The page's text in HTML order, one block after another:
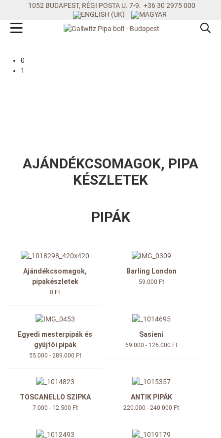
1052 BUDAPEST, RÉGI POSTA U. 7-9. +36 30 2975 000
0
1
AJÁNDÉKCSOMAGOK, PIPA
KÉSZLETEK
PIPÁK
Ajándékcsomagok,
pipakészletek
0 Ft
Barling London
59.000 Ft
Egyedi mesterpipák és
gyűjtői pipák
55.000 - 289.000 Ft
Sasieni
69.000 - 126.000 Ft
TOSCANELLO SZIPKA
7.000 - 12.500 Ft
ANTIK PIPÁK
220.000 - 240.000 Ft